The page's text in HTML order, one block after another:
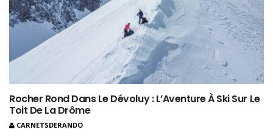
Rocher Rond Dans Le Dévoluy : L’Aventure À Ski Sur Le
Toit De La Drôme
CARNETSDERANDO